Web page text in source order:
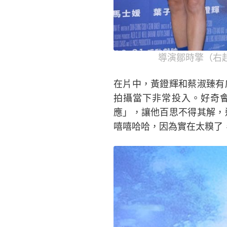
導演鄒時擎（右
在片中，黃鐙輝和蔡淑臻
拍攝當下非常投入。好奇
應」，讓他百思不得其解
嘻嘻哈哈，因為實在太糗